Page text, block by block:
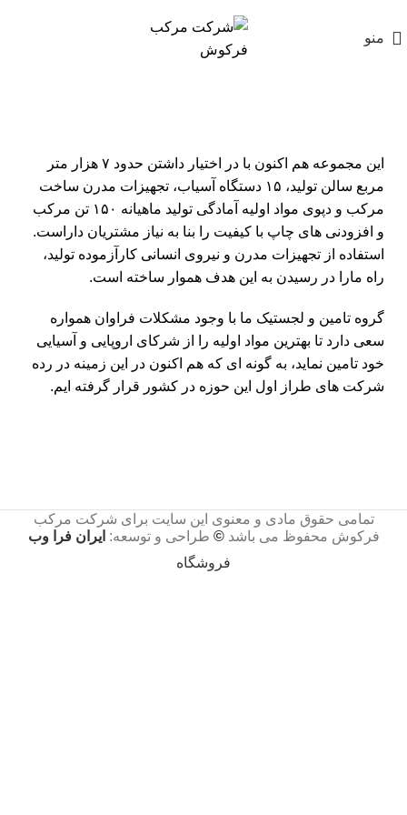
منو
این مجموعه هم اکنون با در اختیار داشتن حدود ۷ هزار متر
مربع سالن تولید، ۱۵ دستگاه آسیاب، تجهیزات مدرن ساخت
مرکب و دپوی مواد اولیه آمادگی تولید ماهیانه ۱۵۰ تن مرکب
و افزودنی های چاپ با کیفیت را بنا به نیاز مشتریان داراست.
استفاده از تجهیزات مدرن و نیروی انسانی کارآزموده تولید،
راه مارا در رسیدن به این هدف هموار ساخته است.
گروه تامین و لجستیک ما با وجود مشکلات فراوان همواره
سعی دارد تا بهترین مواد اولیه را از شرکای اروپایی و آسیایی
خود تامین نماید، به گونه ای که هم اکنون در این زمینه در رده
شرکت های طراز اول این حوزه در کشور قرار گرفته ایم.
تمامی حقوق مادی و معنوی این سایت برای شرکت مرکب
فرکوش محفوظ می باشد© طراحی و توسعه: ایران فرا وب
فروشگاه